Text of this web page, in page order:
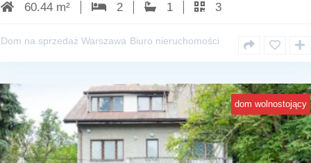
60.44 m² 2 1 3
Dom na sprzedaż Warszawa Biuro nieruchomości
dom wolnostojący